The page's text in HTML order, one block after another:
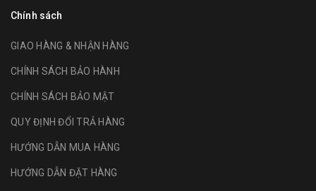
Chính sách
GIAO HÀNG & NHẬN HÀNG
CHÍNH SÁCH BẢO HÀNH
CHÍNH SÁCH BẢO MẬT
QUY ĐỊNH ĐỔI TRẢ HÀNG
HƯỚNG DẪN MUA HÀNG
HƯỚNG DẪN ĐẶT HÀNG